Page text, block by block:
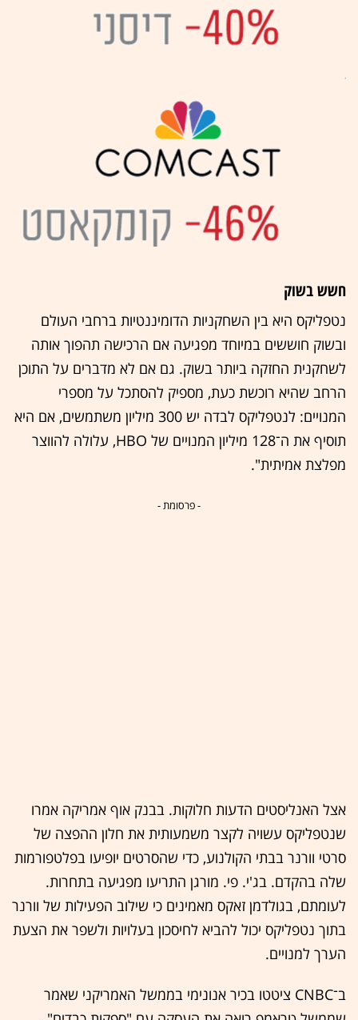
חשש בשוק
נטפליקס היא בין השחקניות הדומיננטיות ברחבי העולם
ובשוק חוששים במיוחד מפגיעה אם הרכישה תהפוך אותה
לשחקנית החזקה ביותר בשוק. גם אם לא מדברים על התוכן
הרחב שהיא רוכשת כעת, מספיק להסתכל על מספרי
המנויים: לנטפליקס לבדה יש 300 מיליון משתמשים, אם היא
תוסיף את ה־128 מיליון המנויים של HBO, עלולה להווצר
מפלצת אמיתית".
- פרסומת -
אצל האנליסטים הדעות חלוקות. בבנק אוף אמריקה אמרו
שנטפליקס עשויה לקצר משמעותית את חלון ההפצה של
סרטי וורנר בבתי הקולנוע, כדי שהסרטים יופיעו בפלטפורמות
שלה בהקדם. בג'י. פי. מורגן התריעו מפגיעה בתחרות.
לעומתם, בגולדמן זאקס מאמינים כי שילוב הפעילות של וורנר
בתוך נטפליקס יכול להביא לחיסכון בעלויות ולשפר את הצעת
הערך למנויים.
ב־CNBC ציטטו בכיר אנונימי בממשל האמריקני שאמר